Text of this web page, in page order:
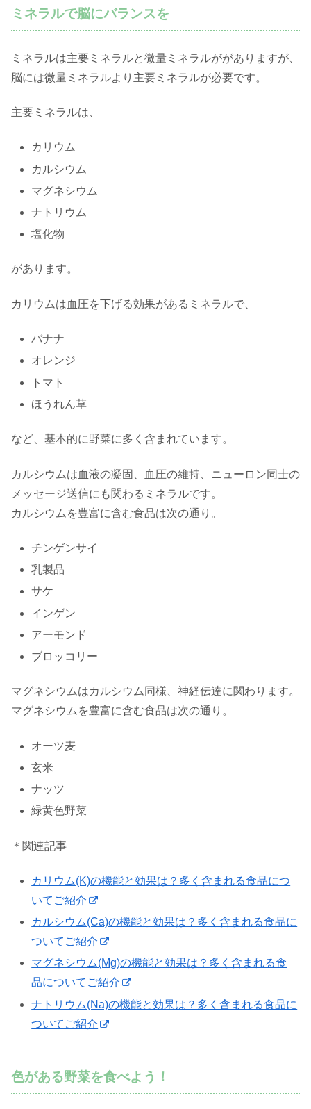
ミネラルで脳にバランスを
ミネラルは主要ミネラルと微量ミネラルががありますが、
脳には微量ミネラルより主要ミネラルが必要です。
主要ミネラルは、
カリウム
カルシウム
マグネシウム
ナトリウム
塩化物
があります。
カリウムは血圧を下げる効果があるミネラルで、
バナナ
オレンジ
トマト
ほうれん草
など、基本的に野菜に多く含まれています。
カルシウムは血液の凝固、血圧の維持、ニューロン同士の
メッセージ送信にも関わるミネラルです。
カルシウムを豊富に含む食品は次の通り。
チンゲンサイ
乳製品
サケ
インゲン
アーモンド
ブロッコリー
マグネシウムはカルシウム同様、神経伝達に関わります。
マグネシウムを豊富に含む食品は次の通り。
オーツ麦
玄米
ナッツ
緑黄色野菜
＊関連記事
カリウム(K)の機能と効果は？多く含まれる食品につ
いてご紹介
カルシウム(Ca)の機能と効果は？多く含まれる食品に
ついてご紹介
マグネシウム(Mg)の機能と効果は？多く含まれる食
品についてご紹介
ナトリウム(Na)の機能と効果は？多く含まれる食品に
ついてご紹介
色がある野菜を食べよう！